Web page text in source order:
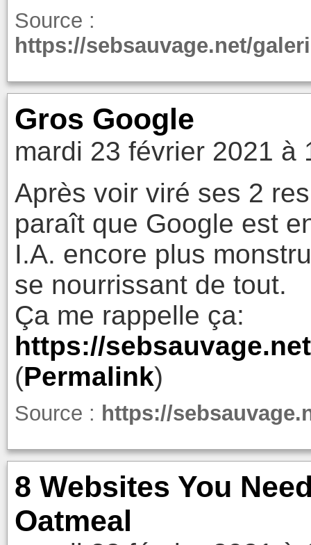
Source :
https://sebsauvage.net/
Gros Google
mardi 23 février 2021 à
Après voir viré ses 2
paraît que Google est
I.A. encore plus
se nourrissant de tout.
Ça me rappelle ça:
https://
(Permalink)
Source : https://
8 Websites You
Oatmeal